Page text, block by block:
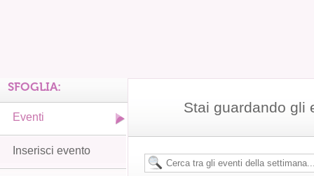
Stai guardando gli
SFOGLIA:
Eventi
Inserisci evento